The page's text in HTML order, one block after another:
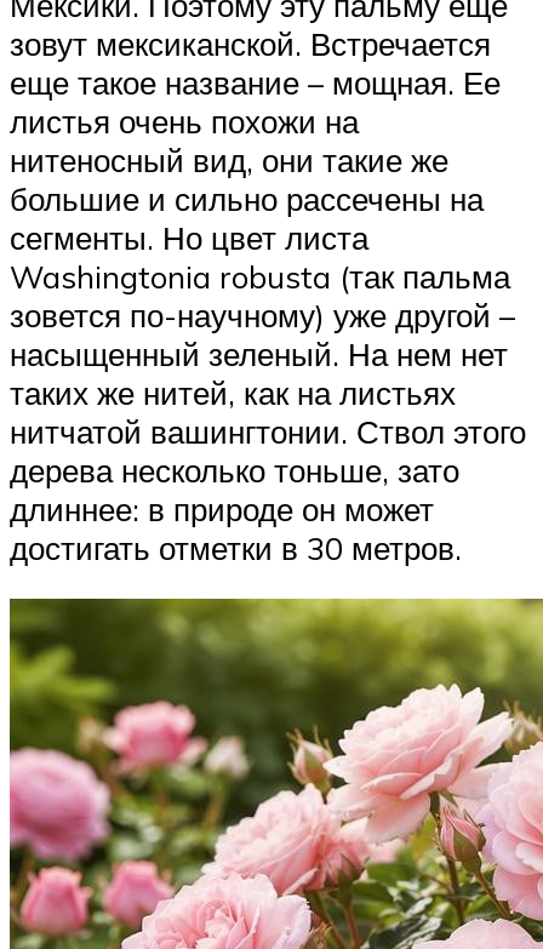
зовут мексиканской. Встречается
еще такое название – мощная. Ее
листья очень похожи на
нитеносный вид, они такие же
большие и сильно рассечены на
сегменты. Но цвет листа
Washingtonia robusta (так пальма
зовется по-научному) уже другой –
насыщенный зеленый. На нем нет
таких же нитей, как на листьях
нитчатой вашингтонии. Ствол этого
дерева несколько тоньше, зато
длиннее: в природе он может
достигать отметки в 30 метров.